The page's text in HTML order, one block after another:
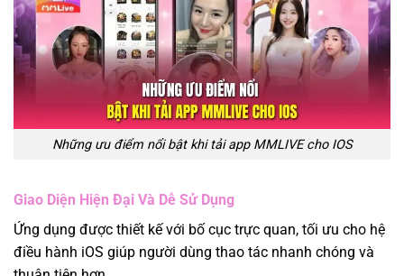
Những ưu điểm nổi bật khi tải app MMLIVE cho IOS
Giao Diện Hiện Đại Và Dễ Sử Dụng
Ứng dụng được thiết kế với bố cục trực quan, tối ưu cho hệ
điều hành iOS giúp người dùng thao tác nhanh chóng và